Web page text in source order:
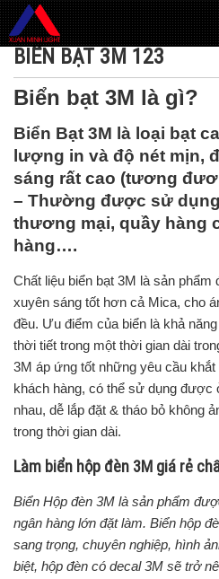
Trang chủ»Biển bạt 3m 123
BIỂN BẠT 3M 123
Biển bạt 3M là gì?
Biển Bạt 3M là loại bạt
lượng in và độ nét mịn,
sáng rất cao (tương
– Thường được sử
thương mại, quầy hàng
hàng….
Chất liệu biển bạt 3M là sản phẩm
xuyên sáng tốt hơn cả Mica, cho
đều. Ưu điểm của biển là khả
thời tiết trong một thời gian dài
3M áp ứng tốt những yêu cầu
khách hàng, có thể sử dụng được
nhau, dễ lắp đặt & tháo bỏ không
trong thời gian dài.
Làm biển hộp đèn 3M giá rẻ
Biển Hộp đèn 3M là sản phẩm
ngân hàng lớn đặt làm. Biển hộp
sang trọng, chuyên nghiệp, hình
biệt, hộp đèn có decal 3M sẽ trở